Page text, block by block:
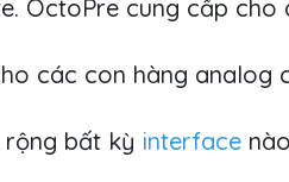
OctoPre cung cấp cho
các con hàng analog
rộng bất kỳ interface